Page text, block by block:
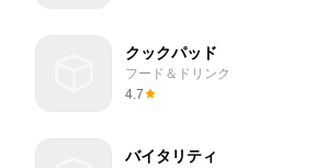
クックパッド
フード＆ドリンク
4.7
バイタリティ